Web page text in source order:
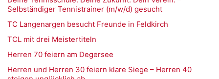
Selbständiger Tennistrainer (m/w/d) gesucht
TC Langenargen besucht Freunde in Feldkirch
TCL mit drei Meistertiteln
Herren 70 feiern am Degersee
Herren und Herren 30 feiern klare Siege – Herren 40